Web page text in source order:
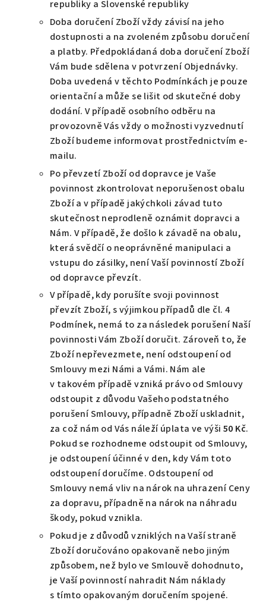
republiky a Slovenské republiky
Doba doručení Zboží vždy závisí na jeho
dostupnosti a na zvoleném způsobu doručení
a platby. Předpokládaná doba doručení Zboží
Vám bude sdělena v potvrzení Objednávky.
Doba uvedená v těchto Podmínkách je pouze
orientační a může se lišit od skutečné doby
dodání. V případě osobního odběru na
provozovně Vás vždy o možnosti vyzvednutí
Zboží budeme informovat prostřednictvím e-
mailu.
Po převzetí Zboží od dopravce je Vaše
povinnost zkontrolovat neporušenost obalu
Zboží a v případě jakýchkoli závad tuto
skutečnost neprodleně oznámit dopravci a
Nám. V případě, že došlo k závadě na obalu,
která svědčí o neoprávněné manipulaci a
vstupu do zásilky, není Vaší povinností Zboží
od dopravce převzít.
V případě, kdy porušíte svoji povinnost
převzít Zboží, s výjimkou případů dle čl. 4
Podmínek, nemá to za následek porušení Naší
povinnosti Vám Zboží doručit. Zároveň to, že
Zboží nepřevezmete, není odstoupení od
Smlouvy mezi Námi a Vámi. Nám ale
v takovém případě vzniká právo od Smlouvy
odstoupit z důvodu Vašeho podstatného
porušení Smlouvy, případně Zboží uskladnit,
za což nám od Vás náleží úplata ve výši 50 Kč.
Pokud se rozhodneme odstoupit od Smlouvy,
je odstoupení účinné v den, kdy Vám toto
odstoupení doručíme. Odstoupení od
Smlouvy nemá vliv na nárok na uhrazení Ceny
za dopravu, případně na nárok na náhradu
škody, pokud vznikla.
Pokud je z důvodů vzniklých na Vaší straně
Zboží doručováno opakovaně nebo jiným
způsobem, než bylo ve Smlouvě dohodnuto,
je Vaší povinností nahradit Nám náklady
s tímto opakovaným doručením spojené.